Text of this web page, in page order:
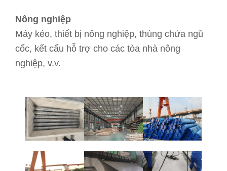
Nông nghiệp
Máy kéo, thiết bị nông nghiệp, thùng chứa ngũ
cốc, kết cấu hỗ trợ cho các tòa nhà nông
nghiệp, v.v.